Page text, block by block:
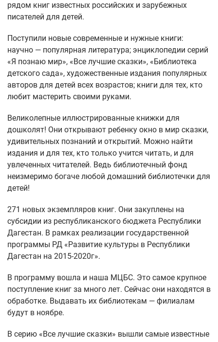
рядом книг известных российских и зарубежных
писателей для детей.
Поступили новые современные и нужные книги:
научно — популярная литература; энциклопедии серий
«Я познаю мир», «Все лучшие сказки», «Библиотека
детского сада», художественные издания популярных
авторов для детей всех возрастов; книги для тех, кто
любит мастерить своими руками.
Великолепные иллюстрированные книжки для
дошколят! Они открывают ребенку окно в мир сказки,
удивительных познаний и открытий. Можно найти
издания и для тех, кто только учится читать, и для
увлеченных читателей. Ведь библиотечный фонд
неизмеримо богаче любой домашний библиотечки для
детей!
271 новых экземпляров книг. Они закуплены на
субсидии из республиканского бюджета Республики
Дагестан. В рамках реализации государственной
программы РД «Развитие культуры в Республики
Дагестан на 2015-2020г».
В программу вошла и наша МЦБС. Это самое крупное
поступление книг за много лет. Сейчас они находятся в
обработке. Выдавать их библиотекам — филиалам
будут в ноябре.
В серию «Все лучшие сказки» вышли самые известные